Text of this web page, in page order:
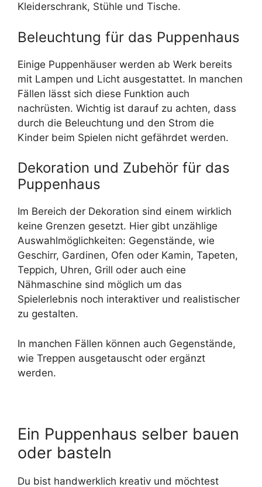
Kleiderschrank, Stühle und Tische.
Beleuchtung für das Puppenhaus
Einige Puppenhäuser werden ab Werk bereits
mit Lampen und Licht ausgestattet. In manchen
Fällen lässt sich diese Funktion auch
nachrüsten. Wichtig ist darauf zu achten, dass
durch die Beleuchtung und den Strom die
Kinder beim Spielen nicht gefährdet werden.
Dekoration und Zubehör für das
Puppenhaus
Im Bereich der Dekoration sind einem wirklich
keine Grenzen gesetzt. Hier gibt unzählige
Auswahlmöglichkeiten: Gegenstände, wie
Geschirr, Gardinen, Ofen oder Kamin, Tapeten,
Teppich, Uhren, Grill oder auch eine
Nähmaschine sind möglich um das
Spielerlebnis noch interaktiver und realistischer
zu gestalten.
In manchen Fällen können auch Gegenstände,
wie Treppen ausgetauscht oder ergänzt
werden.
Ein Puppenhaus selber bauen
oder basteln
Du bist handwerklich kreativ und möchtest